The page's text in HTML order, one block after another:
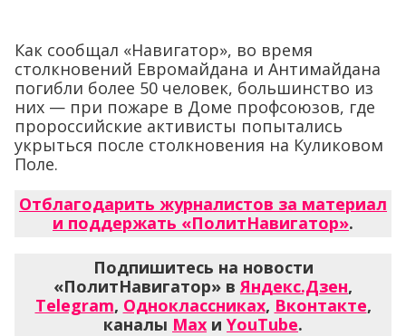
Как сообщал «Навигатор», во время
столкновений Евромайдана и Антимайдана
погибли более 50 человек, большинство из
них — при пожаре в Доме профсоюзов, где
пророссийские активисты попытались
укрыться после столкновения на Куликовом
Поле.
Отблагодарить журналистов за материал
и поддержать «ПолитНавигатор».
Подпишитесь на новости
«ПолитНавигатор» вЯндекс.Дзен,
Telegram, Одноклассниках, Вконтакте,
каналы Max и YouTube.